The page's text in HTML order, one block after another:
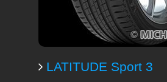
LATITUDE Sport 3